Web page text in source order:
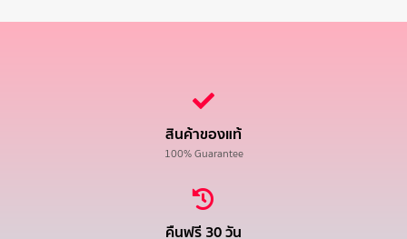
สินค้าของแท้
100% Guarantee
คืนฟรี 30 วัน